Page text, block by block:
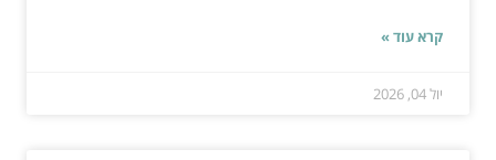
קרא עוד »
יול 04, 2026